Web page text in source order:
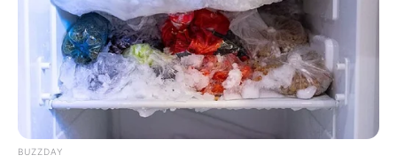
Tampil Lebih Modern, 7 Potret
Hasil Renovasi Rumah Berusia
90 Tahun
BUZZDAY